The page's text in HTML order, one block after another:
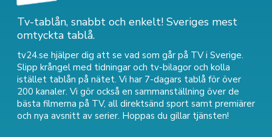
Tv-tablån, snabbt och enkelt! Sveriges mest
omtyckta tablå.
tv24.se hjälper dig att se vad som går på TV i Sverige.
Slipp krångel med tidningar och tv-bilagor och kolla
istället tablån på nätet. Vi har 7-dagars tablå för över
200 kanaler. Vi gör också en sammanställning över de
bästa filmerna på TV, all direktsänd sport samt premiärer
och nya avsnitt av serier. Hoppas du gillar tjänsten!